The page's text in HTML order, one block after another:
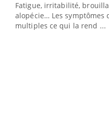
Fatigue, irritabilité,
alopécie… Les symptômes
multiples ce qui la rend ...